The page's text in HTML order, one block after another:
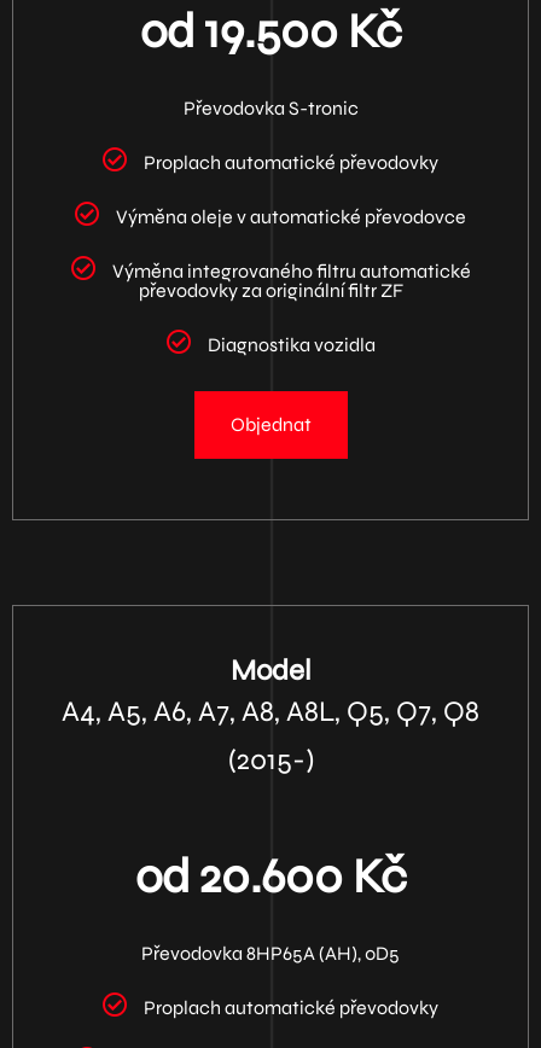
od 19.500 Kč
Převodovka S-tronic
Proplach automatické převodovky
Výměna oleje v automatické převodovce
Výměna integrovaného filtru automatické
převodovky za originální filtr ZF
Diagnostika vozidla
Objednat
Model
A4, A5, A6, A7, A8, A8L, Q5, Q7, Q8
(2015-)
od 20.600 Kč
Převodovka 8HP65A (AH), 0D5
Proplach automatické převodovky